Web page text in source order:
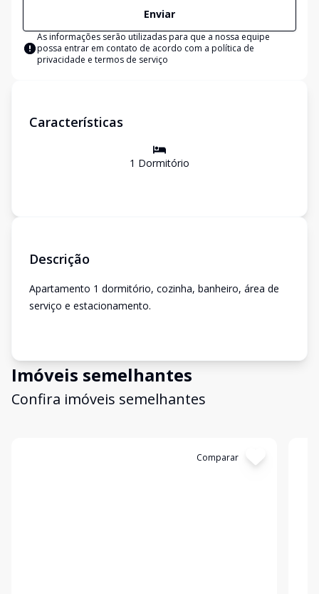
Enviar
As informações serão utilizadas para que a nossa equipe
possa entrar em contato de acordo com a política de
privacidade e termos de serviço
Características
1 Dormitório
Descrição
Apartamento 1 dormitório, cozinha, banheiro, área de
serviço e estacionamento.
Imóveis semelhantes
Confira imóveis semelhantes
Comparar